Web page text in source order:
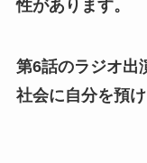
性があります。
第6話のラジオ出
社会に自分を預